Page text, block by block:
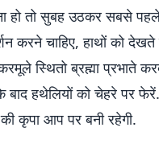
हो तो सुबह उठकर
करने चाहिए, हाथों को
स्थितो ब्रह्मा प्रभाते
बाद हथेलियों को चेहरे पर
कृपा आप पर बनी रहेगी.